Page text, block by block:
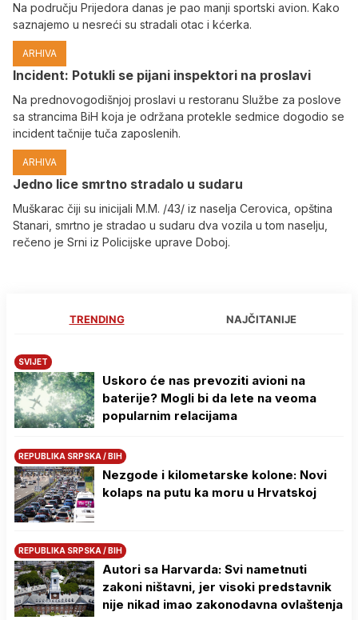
Na području Prijedora danas je pao manji sportski avion. Kako
saznajemo u nesreći su stradali otac i kćerka.
ARHIVA
Incident: Potukli se pijani inspektori na proslavi
Na prednovogodišnjoj proslavi u restoranu Službe za poslove
sa strancima BiH koja je održana protekle sedmice dogodio se
incident tačnije tuča zaposlenih.
ARHIVA
Јedno lice smrtno stradalo u sudaru
Muškarac čiji su inicijali M.M. /43/ iz naselja Cerovica, opština
Stanari, smrtno je stradao u sudaru dva vozila u tom naselju,
rečeno je Srni iz Policijske uprave Doboj.
TRENDING NAJČITANIJE
SVIJET
Uskoro će nas prevoziti avioni na
baterije? Mogli bi da lete na veoma
popularnim relacijama
REPUBLIKA SRPSKA / BIH
Nezgode i kilometarske kolone: Novi
kolaps na putu ka moru u Hrvatskoj
REPUBLIKA SRPSKA / BIH
Autori sa Harvarda: Svi nametnuti
zakoni ništavni, jer visoki predstavnik
nije nikad imao zakonodavna ovlaštenja